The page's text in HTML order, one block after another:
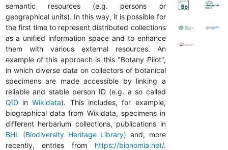
semantic resources (e.g. persons or
geographical units). In this way, it is possible for
the first time to represent distributed collections
as a unified information space and to enhance
them with various external resources. An
example of this approach is this "Botany Pilot",
in which diverse data on collectors of botanical
specimens are made accessible by linking a
reliable and stable person ID (e.g. a so called
QIDinWikidata). This includes, for example,
biographical data from Wikidata, specimens in
different herbarium collections, publications in
BHL (Biodiversity Heritage Library) and, more
recently, entries from https://bionomia.net/.